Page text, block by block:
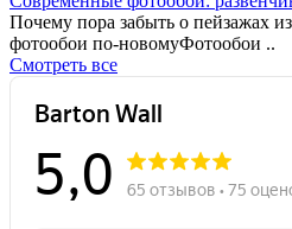
Почему пора забыть о пейзажах
фотообои по-новомуФотообои ..
Смотреть все